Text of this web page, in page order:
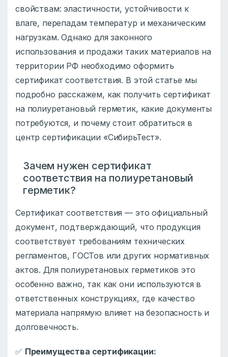
свойствам: эластичности, устойчивости к
влаге, перепадам температур и механическим
нагрузкам. Однако для законного
использования и продажи таких материалов на
территории РФ необходимо оформить
сертификат соответствия. В этой статье мы
подробно расскажем, как получить сертификат
на полиуретановый герметик, какие документы
потребуются, и почему стоит обратиться в
центр сертификации «СибирьТест».
Зачем нужен сертификат
соответствия на полиуретановый
герметик?
Сертификат соответствия — это официальный
документ, подтверждающий, что продукция
соответствует требованиям технических
регламентов, ГОСТов или других нормативных
актов. Для полиуретановых герметиков это
особенно важно, так как они используются в
ответственных конструкциях, где качество
материала напрямую влияет на безопасность и
долговечность.
✅ Преимущества сертификации: